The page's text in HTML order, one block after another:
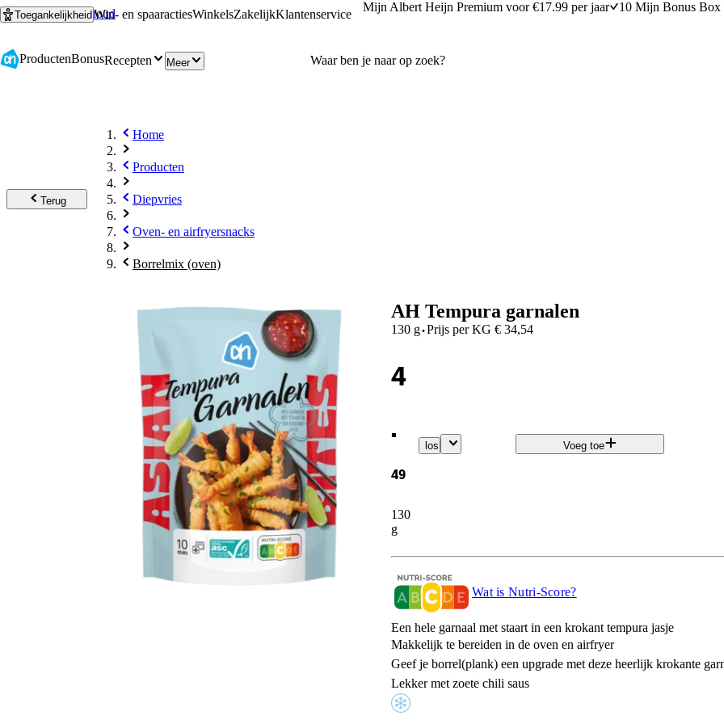
Ga naar hoofdinhoud
Ga naar zoeken
ToegankelijkheidWin- en spaaractiesWinkelsZakelijkKlantenservice
Mijn Albert Heijn Premium voor €17.99 per jaar 10 Mijn Bonus Box
ProductenBonusRecepten Meer
Terug
Home
Producten
Diepvries
Oven- en airfryersnacks
Borrelmix (oven)
AH Tempura garnalen
130 g·Prijs per KG € 34,54
4
.
49
130
g
los Voeg toe
Wat is Nutri-Score?
Een hele garnaal met staart in een krokant tempura jasje
Makkelijk te bereiden in de oven en airfryer
Geef je borrel(plank) een upgrade met deze heerlijk krokante
Lekker met zoete chili saus